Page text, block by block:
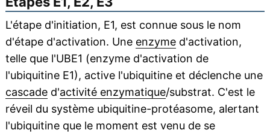
L'étape d'initiation, E1, est connue sous le nom
d'étape d'activation. Une enzymed'activation,
telle que l'UBE1 (enzyme d'activation de
l'ubiquitine E1), active l'ubiquitine et déclenche une
cascaded'activité enzymatique/substrat. C'est le
réveil du système ubiquitine-protéasome, alertant
l'ubiquitine que le moment est venu de se